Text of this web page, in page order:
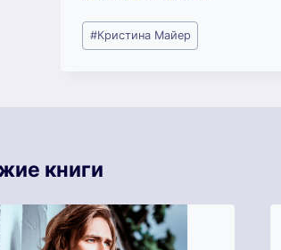
Метки
записи:
#Кристина Майер
книги